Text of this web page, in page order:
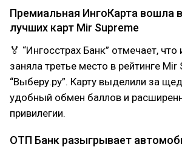
Премиальная ИнгоКарта вошла
лучших карт Mir Supreme
🏅 “Ингосстрах Банк” отмечает, что
заняла третье место в рейтинге Mir
“Выберу.ру”. Карту выделили за
удобный обмен баллов и
привилегии.
ОТП Банк разыгрывает